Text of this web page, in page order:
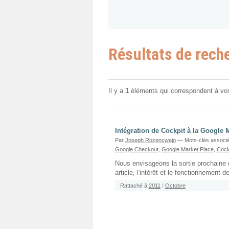
Résultats de
Il y a 1 éléments qui correspondent à
Intégration de Cockpit à la Google
Par Joseph Rozencwajg — Mots-clés
Google Checkout, Google Market Place,
Nous envisageons la sortie
article, l'intérêt et le fonctionnement
Rattaché à 2011 / Octobre